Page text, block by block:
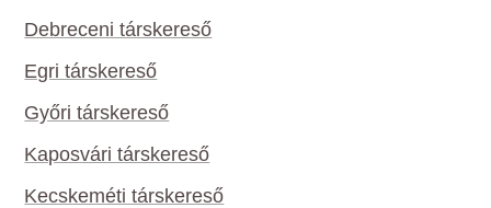
Debreceni társkereső
Egri társkereső
Győri társkereső
Kaposvári társkereső
Kecskeméti társkereső